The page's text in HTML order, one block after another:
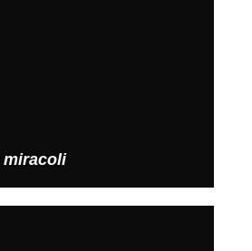
miracoli